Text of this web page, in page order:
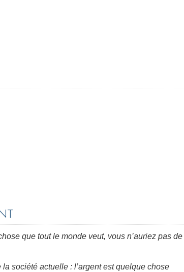
que tout le monde veut, vous n’auriez pas de
société actuelle : l’argent est quelque chose